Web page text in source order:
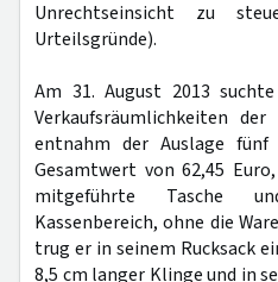
Unrechtseinsicht zu
Urteilsgründe).
Am 31. August 2013
Verkaufsräumlichkeiten
entnahm der Auslage fünf
Gesamtwert von 62,45
mitgeführte Tasche
Kassenbereich, ohne die
trug er in seinem Rucksack
8,5 cm langer Klinge und in